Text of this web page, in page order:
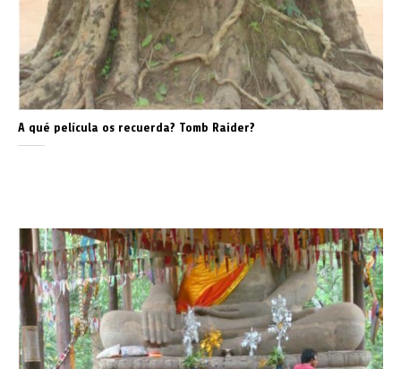
A qué película os recuerda? Tomb Raider?